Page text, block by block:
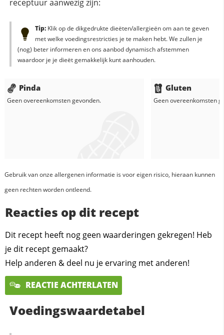
receptuur aanwezig zijn:
Tip:Klik op de dikgedrukte dieëten/allergieën om aan te geven
met welke voedingsrestricties je te maken hebt. We zullen je
(nog) beter informeren en ons aanbod dynamisch afstemmen
waardoor je je dieët gemakkelijk kunt aanhouden.
Pinda
Geen overeenkomsten gevonden.
Gluten
Geen overeenkomsten
Gebruik van onze allergenen informatie is voor eigen risico, hieraan kunnen
geen rechten worden ontleend.
Reacties op dit recept
Dit recept heeft nog geen waarderingen gekregen! Heb
je dit recept gemaakt?
Help anderen & deel nu je ervaring met anderen!
REACTIE ACHTERLATEN
Voedingswaardetabel